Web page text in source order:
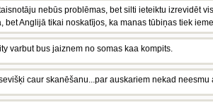
nebūs problēmas, bet silti ieteiktu izrevidēt
bet Anglijā tikai noskatījos, ka manas tūbiņas tiek
varbut bus jaiznem no somas kaa kompits.
caur skanēšanu...par auskariem nekad